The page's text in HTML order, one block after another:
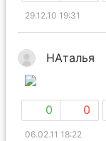
29.12.10 19:31
НАталья
0 0
06.02.11 18:22